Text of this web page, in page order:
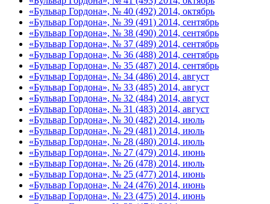
«Бульвар Гордона», № 40 (492) 2014, октябрь
«Бульвар Гордона», № 39 (491) 2014, сентябрь
«Бульвар Гордона», № 38 (490) 2014, сентябрь
«Бульвар Гордона», № 37 (489) 2014, сентябрь
«Бульвар Гордона», № 36 (488) 2014, сентябрь
«Бульвар Гордона», № 35 (487) 2014, сентябрь
«Бульвар Гордона», № 34 (486) 2014, август
«Бульвар Гордона», № 33 (485) 2014, август
«Бульвар Гордона», № 32 (484) 2014, август
«Бульвар Гордона», № 31 (483) 2014, август
«Бульвар Гордона», № 30 (482) 2014, июль
«Бульвар Гордона», № 29 (481) 2014, июль
«Бульвар Гордона», № 28 (480) 2014, июль
«Бульвар Гордона», № 27 (479) 2014, июнь
«Бульвар Гордона», № 26 (478) 2014, июль
«Бульвар Гордона», № 25 (477) 2014, июнь
«Бульвар Гордона», № 24 (476) 2014, июнь
«Бульвар Гордона», № 23 (475) 2014, июнь